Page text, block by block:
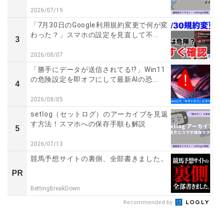
2026/07/19
3
「7月30日のGoogle利用規約変更で何が変
わった？」スマホの設定を見直して不...
2026/08/07
4
「勝手にデータが送信されてる!?」Win11
の危険設定を即オフにして最新AIの恐...
2026/08/05
5
setlog（セットログ）のアーカイブを見返
す方法！スマホへの保存手順も解説
2026/07/13
PR
競馬予想サイトの裏側、全部書きました。
BettingBreakDown
Recommended by